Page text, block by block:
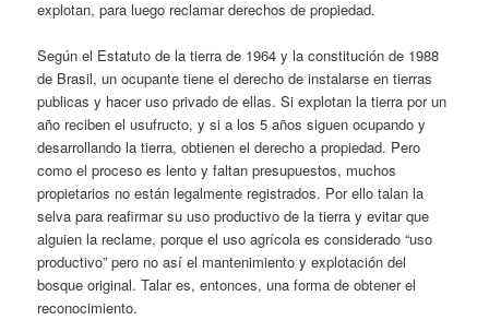
explotan, para luego reclamar derechos de propiedad.
Según el Estatuto de la tierra de 1964 y la constitución de 1988
de Brasil, un ocupante tiene el derecho de instalarse en tierras
publicas y hacer uso privado de ellas. Si explotan la tierra por un
año reciben el usufructo, y si a los 5 años siguen ocupando y
desarrollando la tierra, obtienen el derecho a propiedad. Pero
como el proceso es lento y faltan presupuestos, muchos
propietarios no están legalmente registrados. Por ello talan la
selva para reafirmar su uso productivo de la tierra y evitar que
alguien la reclame, porque el uso agrícola es considerado “uso
productivo” pero no así el mantenimiento y explotación del
bosque original. Talar es, entonces, una forma de obtener el
reconocimiento.